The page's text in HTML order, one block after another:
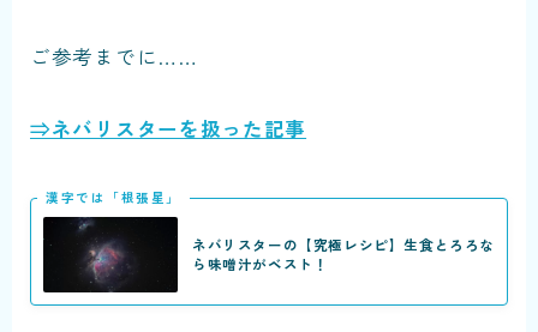
ご参考までに……
⇒ネバリスターを扱った記事
漢字では「根張星」
ネバリスターの【究極レシピ】生食とろろな
ら味噌汁がベスト！